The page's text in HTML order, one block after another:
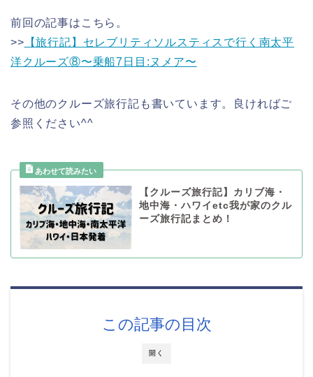
前回の記事はこちら。
>> 【旅行記】セレブリティソルスティスで行く南太平
洋クルーズ⑧〜乗船7日目:ヌメア〜
その他のクルーズ旅行記も書いています。良ければご
参照ください^^
【クルーズ旅行記】カリブ海・
地中海・ハワイetc我が家のクル
ーズ旅行記まとめ！
開く
この記事の目次